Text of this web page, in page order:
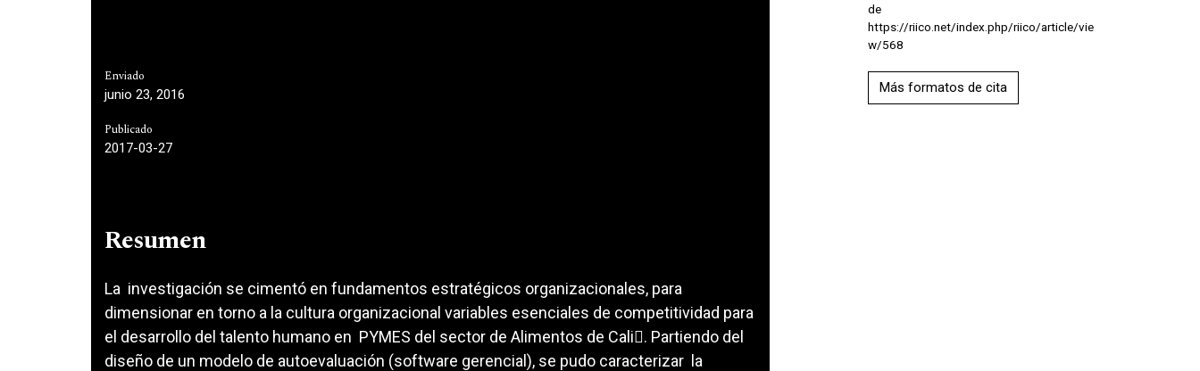
Enviado
junio 23, 2016
Publicado
2017-03-27
Resumen
La investigación se cimentó en fundamentos estratégicos organizacionales, para
dimensionar en torno a la cultura organizacional variables esenciales de competitividad para
el desarrollo del talento humano en PYMES del sector de Alimentos de Cali. Partiendo del
diseño de un modelo de autoevaluación (software gerencial), se pudo caracterizar la
de
https://riico.net/index.php/riico/article/vie
w/568
Más formatos de cita